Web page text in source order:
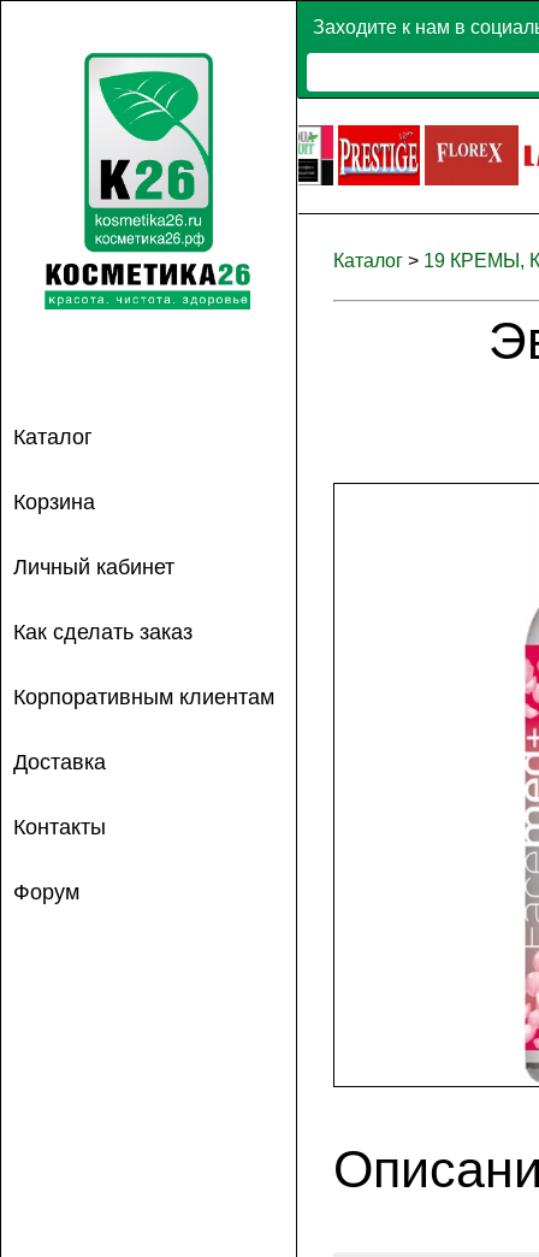
Заходите к нам в
Каталог
Корзина
Личный кабинет
Как сделать заказ
Корпоративным клиентам
Доставка
Контакты
Форум
Каталог > 19 КРЕМЫ,